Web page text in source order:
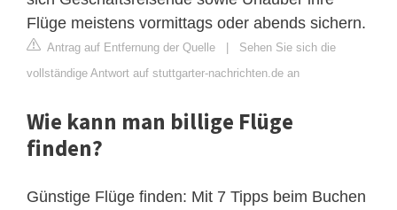
Flüge meistens vormittags oder abends sichern.
Antrag auf Entfernung der Quelle | Sehen Sie sich die
vollständige Antwort auf stuttgarter-nachrichten.de an
Wie kann man billige Flüge
finden?
Günstige Flüge finden: Mit 7 Tipps beim Buchen